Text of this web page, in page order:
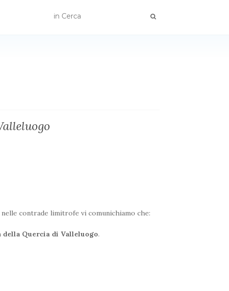
contrade limitrofe vi comunichiamo che:
Quercia di Valleluogo.